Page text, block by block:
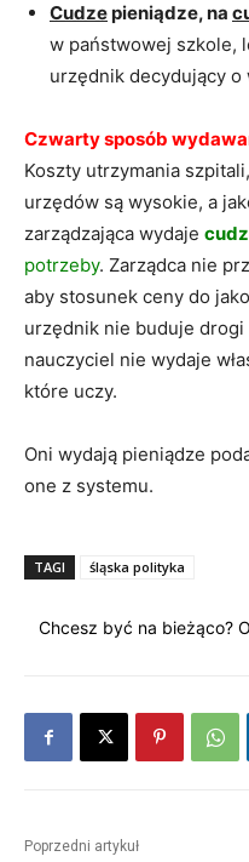
Cudzepieniądze, na
w państwowej szkole,
urzędnik decydujący
Czwarty sposób
Koszty utrzymania
urzędów są wysokie, a
zarządzająca wydaje
potrzeby. Zarządca nie
aby stosunek ceny do
urzędnik nie buduje drogi
nauczyciel nie wydaje
które uczy.
Oni wydają pieniądze
one z systemu.
TAGI śląska polityka
Chcesz być na bieżąco?
Poprzedni artykuł